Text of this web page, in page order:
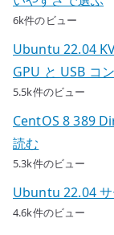
6k件のビュー
Ubuntu 22.04
GPU と USB コ
5.5k件のビュー
CentOS 8 389
読む
5.3k件のビュー
Ubuntu 22.04
4.6k件のビュー